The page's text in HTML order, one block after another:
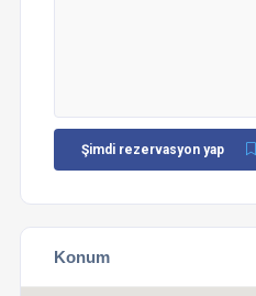
Şimdi rezervasyon yap
Konum